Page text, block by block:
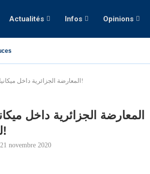
Actualités Infos Opinions
المعارضة الجزائرية داخل ميكانيك الطحن السياسي والطعن التاريخي للمنظومة!
المعارضة الجزائرية داخل
للمنظومة!
21 novembre 2020